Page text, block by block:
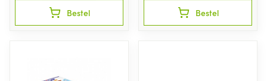
Bestel Bestel